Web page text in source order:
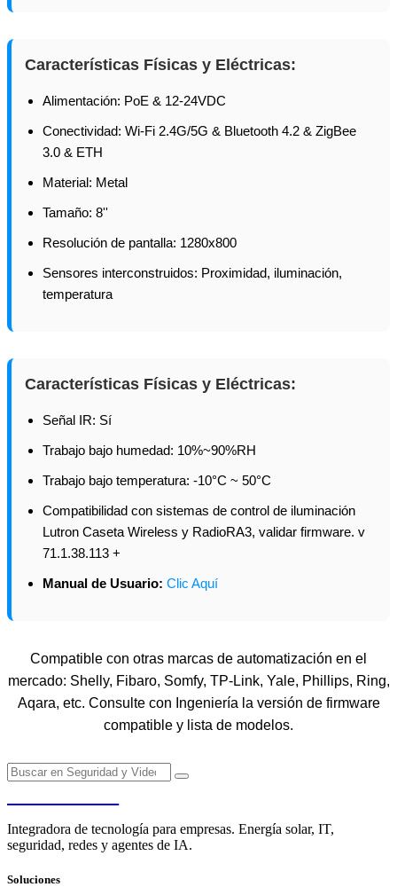
Características Físicas y Eléctricas:
Alimentación: PoE & 12-24VDC
Conectividad: Wi-Fi 2.4G/5G & Bluetooth 4.2 & ZigBee
3.0 & ETH
Material: Metal
Tamaño: 8''
Resolución de pantalla: 1280x800
Sensores interconstruidos: Proximidad, iluminación,
temperatura
Características Físicas y Eléctricas:
Señal IR: Sí
Trabajo bajo humedad: 10%~90%RH
Trabajo bajo temperatura: -10°C ~ 50°C
Compatibilidad con sistemas de control de iluminación
Lutron Caseta Wireless y RadioRA3, validar firmware. v
71.1.38.113 +
Manual de Usuario: Clic Aquí
Compatible con otras marcas de automatización en el
mercado: Shelly, Fibaro, Somfy, TP-Link, Yale, Phillips, Ring,
Aqara, etc. Consulte con Ingeniería la versión de firmware
compatible y lista de modelos.
Integradora de tecnología para empresas. Energía solar, IT,
seguridad, redes y agentes de IA.
Soluciones